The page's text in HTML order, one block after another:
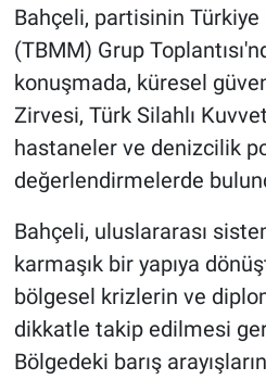
Bahçeli, partisinin
(TBMM) Grup
konuşmada, küresel
Zirvesi, Türk Silahlı
hastaneler ve denizcilik
değerlendirmelerde
Bahçeli, uluslararası
karmaşık bir yapıya
bölgesel krizlerin ve
dikkatle takip edilmesi
Bölgedeki barış